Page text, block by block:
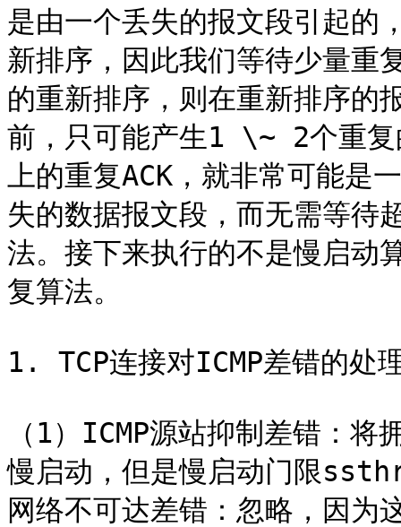
是由一个丢失的报文段引起的
新排序，因此我们等待少量重
的重新排序，则在重新排序的
前，只可能产生1 \~ 2个重复
上的重复ACK，就非常可能是
失的数据报文段，而无需等待
法。接下来执行的不是慢启动
复算法。
1. TCP连接对ICMP差错的处
（1）ICMP源站抑制差错：
慢启动，但是慢启动门限
网络不可达差错：忽略，因为